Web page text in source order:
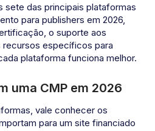
sete das principais plataformas
para publishers em 2026,
o suporte aos
específicos para
plataforma funciona melhor.
uma CMP em 2026
vale conhecer os
para um site financiado